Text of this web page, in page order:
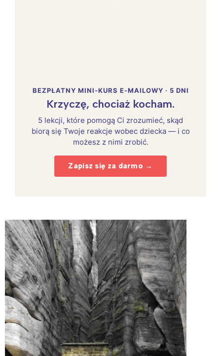
BEZPŁATNY MINI-KURS E-MAILOWY · 5 DNI
Krzyczę, chociaż kocham.
5 lekcji, które pomogą Ci zrozumieć, skąd
biorą się Twoje reakcje wobec dziecka — i co
możesz z nimi zrobić.
Zapisz się za darmo →